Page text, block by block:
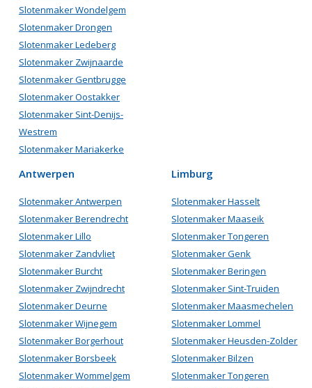
Slotenmaker Wondelgem
Slotenmaker Drongen
Slotenmaker Ledeberg
Slotenmaker Zwijnaarde
Slotenmaker Gentbrugge
Slotenmaker Oostakker
Slotenmaker Sint-Denijs-
Westrem
Slotenmaker Mariakerke
Antwerpen
Slotenmaker Antwerpen
Slotenmaker Berendrecht
Slotenmaker Lillo
Slotenmaker Zandvliet
Slotenmaker Burcht
Slotenmaker Zwijndrecht
Slotenmaker Deurne
Slotenmaker Wijnegem
Slotenmaker Borgerhout
Slotenmaker Borsbeek
Slotenmaker Wommelgem
Limburg
Slotenmaker Hasselt
Slotenmaker Maaseik
Slotenmaker Tongeren
Slotenmaker Genk
Slotenmaker Beringen
Slotenmaker Sint-Truiden
Slotenmaker Maasmechelen
Slotenmaker Lommel
Slotenmaker Heusden-Zolder
Slotenmaker Bilzen
Slotenmaker Tongeren